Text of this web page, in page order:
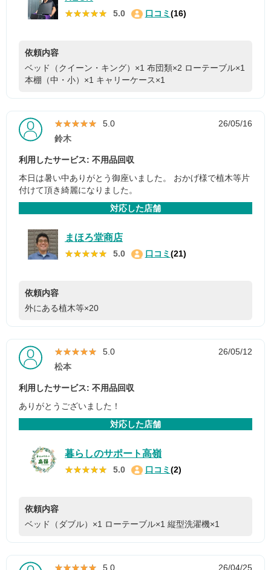
★★★★★
★★★★★ 5.0 口コミ (16)
依頼内容
ベッド（クイーン・キング）×1 布団類×2 ローテーブル×1
本棚（中・小）×1 キャリーケース×1
★★★★★
★★★★★ 5.0
26/05/16
鈴木
利用したサービス: 不用品回収
本日は暑い中ありがとう御座いました。 おかげ様で植木等片
付けて頂き綺麗になりました。
対応した店舗
まほろ堂商店
★★★★★
★★★★★ 5.0 口コミ (21)
依頼内容
外にある植木等×20
★★★★★
★★★★★ 5.0
26/05/12
松本
利用したサービス: 不用品回収
ありがとうございました！
対応した店舗
暮らしのサポート高嶺
★★★★★
★★★★★ 5.0 口コミ (2)
依頼内容
ベッド（ダブル）×1 ローテーブル×1 縦型洗濯機×1
★★★★★
★★★★★ 5.0 26/04/25